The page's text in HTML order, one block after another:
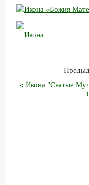
< Икона "Святые